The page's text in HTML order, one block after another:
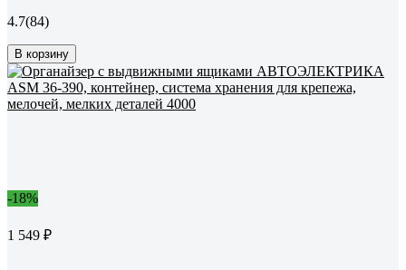
4.7(84)
В корзину
-18%
1 549 ₽